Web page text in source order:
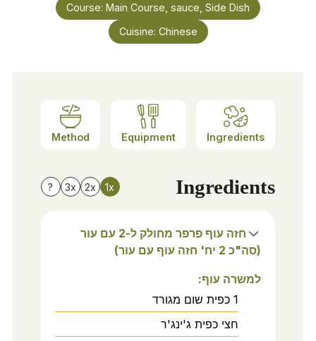
Course: Main Course, sauce, Side Dish
Cuisine: Chinese
Ingredients
Equipment
Method
Ingredients
1x
2x
3x
?
חזה עוף פרפר מחולק ל-2 עם עור
(סה"כ 2 יח' חזה עוף עם עור)
למשרה עוף:
1 כפית שום מגורד
חצי כפית ג'ינג'ר